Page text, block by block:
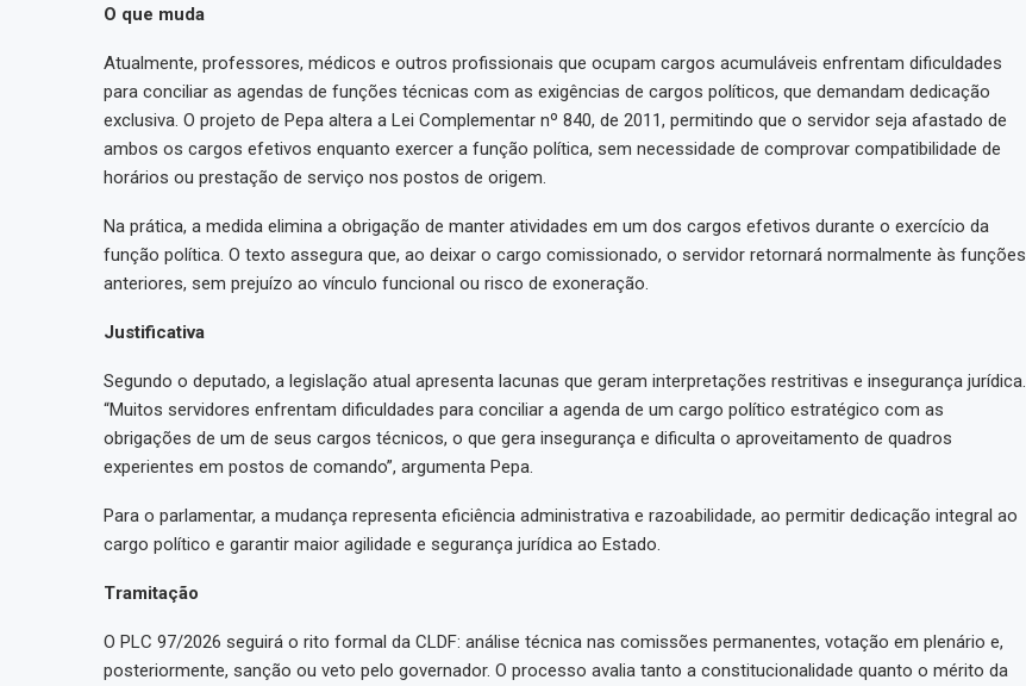
O que muda
Atualmente, professores, médicos e outros profissionais que ocupam cargos acumuláveis enfrentam dificuldades
para conciliar as agendas de funções técnicas com as exigências de cargos políticos, que demandam dedicação
exclusiva. O projeto de Pepa altera a Lei Complementar nº 840, de 2011, permitindo que o servidor seja afastado de
ambos os cargos efetivos enquanto exercer a função política, sem necessidade de comprovar compatibilidade de
horários ou prestação de serviço nos postos de origem.
Na prática, a medida elimina a obrigação de manter atividades em um dos cargos efetivos durante o exercício da
função política. O texto assegura que, ao deixar o cargo comissionado, o servidor retornará normalmente às funções
anteriores, sem prejuízo ao vínculo funcional ou risco de exoneração.
Justificativa
Segundo o deputado, a legislação atual apresenta lacunas que geram interpretações restritivas e insegurança jurídica.
“Muitos servidores enfrentam dificuldades para conciliar a agenda de um cargo político estratégico com as
obrigações de um de seus cargos técnicos, o que gera insegurança e dificulta o aproveitamento de quadros
experientes em postos de comando”, argumenta Pepa.
Para o parlamentar, a mudança representa eficiência administrativa e razoabilidade, ao permitir dedicação integral ao
cargo político e garantir maior agilidade e segurança jurídica ao Estado.
Tramitação
O PLC 97/2026 seguirá o rito formal da CLDF: análise técnica nas comissões permanentes, votação em plenário e,
posteriormente, sanção ou veto pelo governador. O processo avalia tanto a constitucionalidade quanto o mérito da